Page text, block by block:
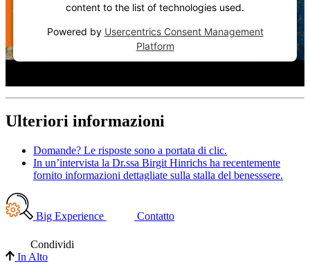
content to the list of technologies used.
Powered by Usercentrics Consent Management
Platform
Ulteriori informazioni
Domande? Le risposte sono a portata di clic.
In un’intervista la Dr.ssa Birgit Hinrichs ha recentemente
fornito informazioni dettagliate sulla stalla del benesssere.
Big Experience Contatto
Condividi
In Alto